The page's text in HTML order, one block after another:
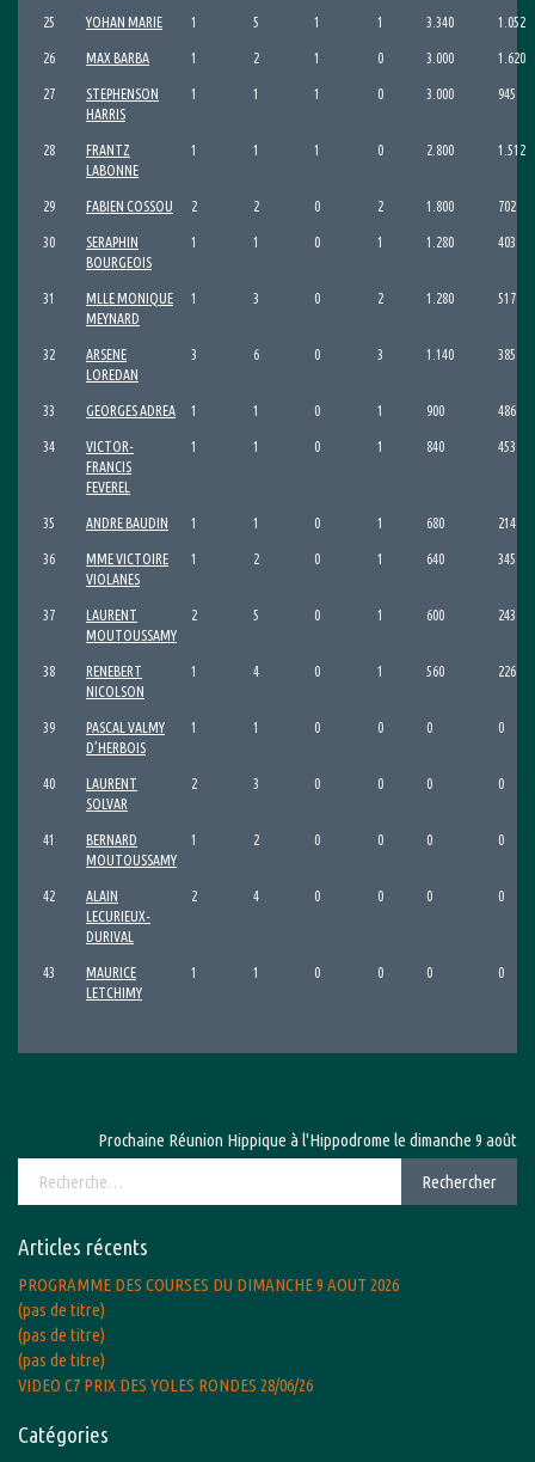
25 YOHAN MARIE 1 5 1 1 3.340 1.052
26 MAX BARBA 1 2 1 0 3.000 1.620
27
STEPHENSON
HARRIS
1 1 1 0 3.000 945
28
FRANTZ
LABONNE
1 1 1 0 2.800 1.512
29 FABIEN COSSOU 2 2 0 2 1.800 702
30
SERAPHIN
BOURGEOIS
1 1 0 1 1.280 403
31
MLLE MONIQUE
MEYNARD
1 3 0 2 1.280 517
32
ARSENE
LOREDAN
3 6 0 3 1.140 385
33 GEORGES ADREA 1 1 0 1 900 486
34
VICTOR-
FRANCIS
FEVEREL
1 1 0 1 840 453
35 ANDRE BAUDIN 1 1 0 1 680 214
36
MME VICTOIRE
VIOLANES
1 2 0 1 640 345
37
LAURENT
MOUTOUSSAMY
2 5 0 1 600 243
38
RENEBERT
NICOLSON
1 4 0 1 560 226
39
PASCAL VALMY
D’HERBOIS
1 1 0 0 0 0
40
LAURENT
SOLVAR
2 3 0 0 0 0
41
BERNARD
MOUTOUSSAMY
1 2 0 0 0 0
42
ALAIN
LECURIEUX-
DURIVAL
2 4 0 0 0 0
43
MAURICE
LETCHIMY
1 1 0 0 0 0
Prochaine Réunion Hippique à l'Hippodrome le dimanche 9 août
Rechercher
Articles récents
PROGRAMME DES COURSES DU DIMANCHE 9 AOUT 2026
(pas de titre)
(pas de titre)
(pas de titre)
VIDEO C7 PRIX DES YOLES RONDES 28/06/26
Catégories